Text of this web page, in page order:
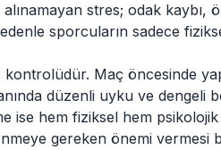
stres; odak kaybı,
sporcuların sadece
Maç öncesinde
düzenli uyku ve dengeli
ise hem fiziksel hem
gereken önemi vermesi